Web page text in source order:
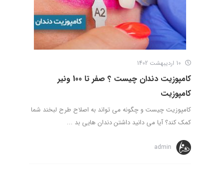
کامپوزیت دندان چیست ؟ صفر تا 100 ونیر
کامپوزیت
کامپوزیت چیست و چگونه می‌ تواند به اصلاح طرح لبخند شما
کمک کند؟ آیا می‌ دانید داشتن دندان‌ هایی بد ...
admin